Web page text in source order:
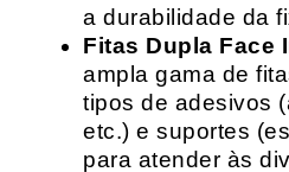
a durabilidade da
Fitas Dupla Face
ampla gama de
tipos de adesivos
etc.) e suportes
para atender às